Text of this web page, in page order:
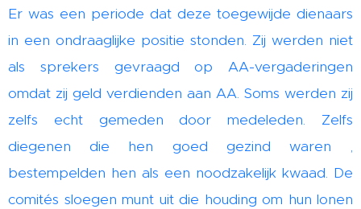
Er was een periode dat deze toegewijde dienaars
in een ondraaglijke positie stonden. Zij werden niet
als sprekers gevraagd op AA-vergaderingen
omdat zij geld verdienden aan AA. Soms werden zij
zelfs echt gemeden door medeleden. Zelfs
diegenen die hen goed gezind waren ,
bestempelden hen als een noodzakelijk kwaad. De
comités sloegen munt uit die houding om hun lonen